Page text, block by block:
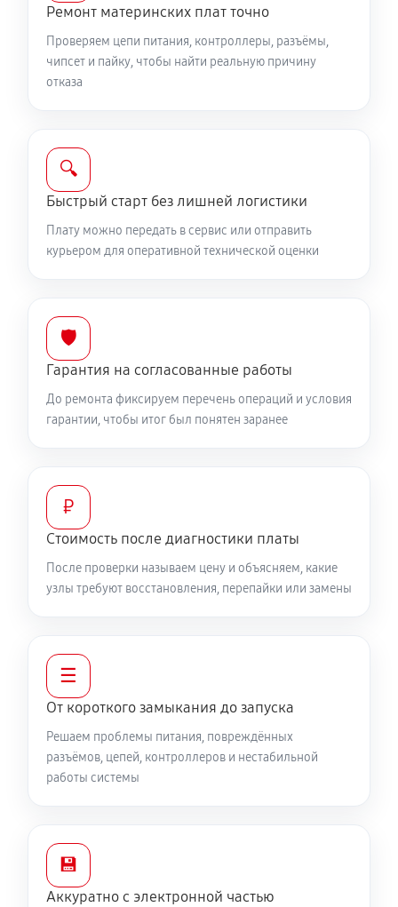
Ремонт материнских плат точно
Проверяем цепи питания, контроллеры, разъёмы,
чипсет и пайку, чтобы найти реальную причину
отказа
🔍
Быстрый старт без лишней логистики
Плату можно передать в сервис или отправить
курьером для оперативной технической оценки
🛡️
Гарантия на согласованные работы
До ремонта фиксируем перечень операций и условия
гарантии, чтобы итог был понятен заранее
₽
Стоимость после диагностики платы
После проверки называем цену и объясняем, какие
узлы требуют восстановления, перепайки или замены
☰
От короткого замыкания до запуска
Решаем проблемы питания, повреждённых
разъёмов, цепей, контроллеров и нестабильной
работы системы
💾
Аккуратно с электронной частью